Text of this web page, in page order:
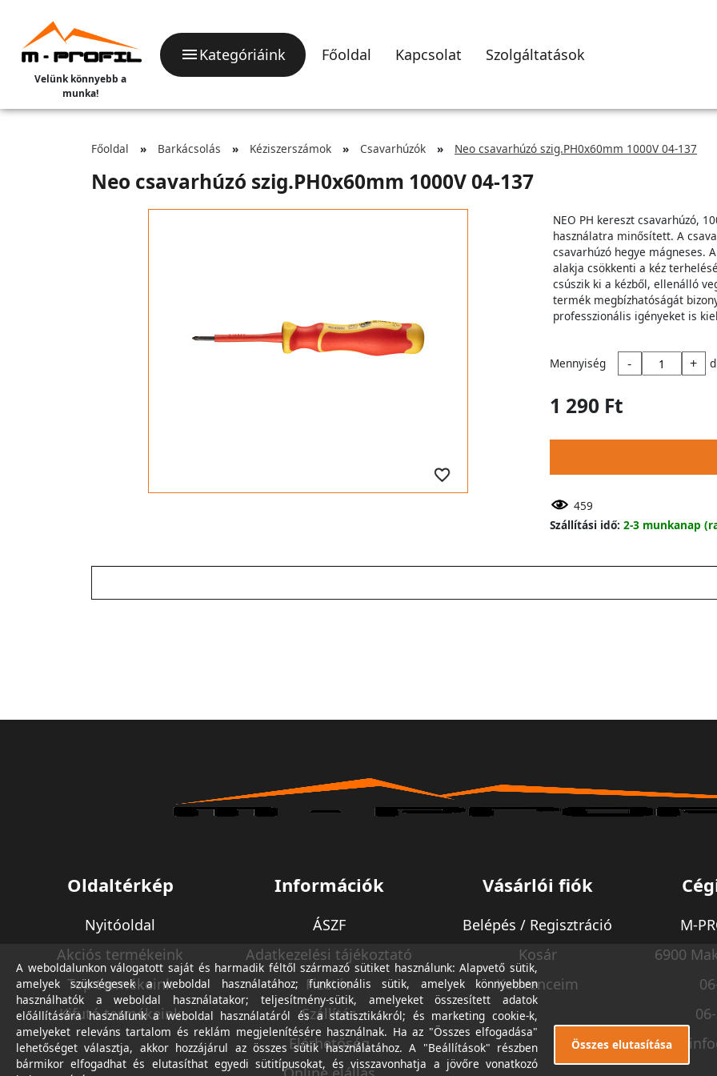
Velünk könnyebb a
munka!
Kategóriáink Főoldal Kapcsolat Szolgáltatások
Főoldal Barkácsolás Kéziszerszámok Csavarhúzók Neo csavarhúzó szig.PH0x60mm 1000V 04-137
Neo csavarhúzó szig.PH0x60mm 1000V 04-137
NEO PH kereszt csavarhúzó,
használatra minősített. A
csavarhúzó hegye mágneses.
alakja csökkenti a kéz
csúszik ki a kézből, ellenálló
termék megbízhatóságát
professzionális igényeket is
Mennyiség - +
1 290 Ft
459
Szállítási idő: 2-3 munkanap
Oldaltérkép
Nyitóoldal
Akciós termékeink
Top termékeink
Kifutó termékeink
Információk
ÁSZF
Adatkezelési tájékoztató
Fizetés
Szállítás
Elérhetőség
Vásárlói fiók
Belépés / Regisztráció
Kosár
Kedvenceim
M-
6900
A weboldalunkon válogatott saját és harmadik féltől származó sütiket használunk: Alapvető sütik,
amelyek szükségesek a weboldal használatához; funkcionális sütik, amelyek könnyebben
használhatók a weboldal használatakor; teljesítmény-sütik, amelyeket összesített adatok
előállítására használunk a weboldal használatáról és a statisztikákról; és marketing cookie-k,
amelyeket releváns tartalom és reklám megjelenítésére használnak. Ha az "Összes elfogadása"
lehetőséget választja, akkor hozzájárul az összes sütik használatához. A "Beállítások" részben
bármikor elfogadhat és elutasíthat egyedi sütitípusokat, és visszavonhatja a jövőre vonatkozó
Összes elutasítása